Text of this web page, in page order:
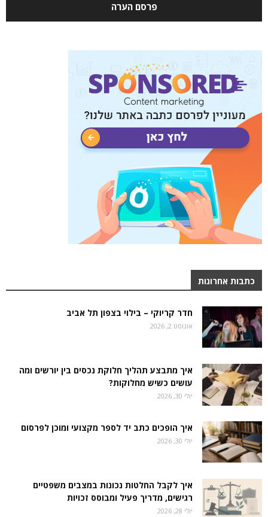
כתבות אחרונות
חדר קריוקי – בילוי בצפון תל אביב
אוגוסט 2, 2026
איך מתבצע תהליך חלוקת נכסים בין יורשים ומה
עושים כשיש מחלוקות?
יולי 30, 2026
איך הופכים כתב יד לספר מקצועי ומוכן לפרסום
יולי 30, 2026
איך לקבל החלטות נכונות במצבים משפטיים
רגישים, מדריך פעיל ומבוסס זכויות
יולי 28, 2026